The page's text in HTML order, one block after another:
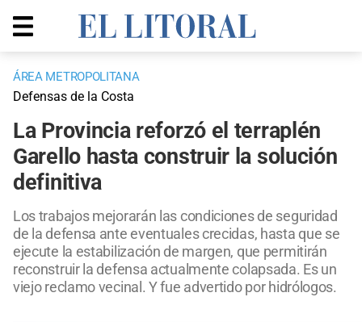
ÁREA METROPOLITANA
Defensas de la Costa
La Provincia reforzó el terraplén
Garello hasta construir la solución
definitiva
Los trabajos mejorarán las condiciones de seguridad
de la defensa ante eventuales crecidas, hasta que se
ejecute la estabilización de margen, que permitirán
reconstruir la defensa actualmente colapsada. Es un
viejo reclamo vecinal. Y fue advertido por hidrólogos.